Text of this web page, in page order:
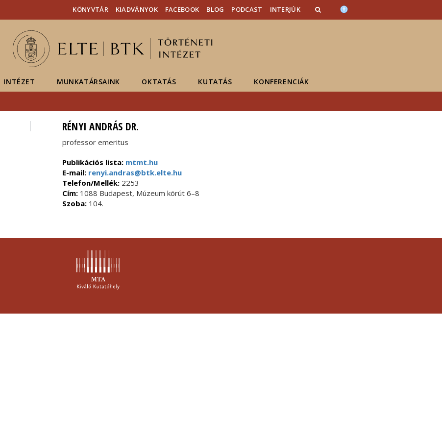
Hírek
Események
ELTE a
KÖNYVTÁR KIADVÁNYOK FACEBOOK BLOG PODCAST INTERJÚK
INTÉZET MUNKATÁRSAINK OKTATÁS KUTATÁS KONFERENCIÁK
RÉNYI ANDRÁS DR.
professor emeritus
Publikációs lista: mtmt.hu
E-mail:renyi.andras@btk.elte.hu
Telefon/Mellék:2253
Cím:1088 Budapest, Múzeum körút 6–8
Szoba:104.